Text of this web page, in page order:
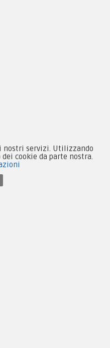
nostri servizi. Utilizzando
cookie da parte nostra.